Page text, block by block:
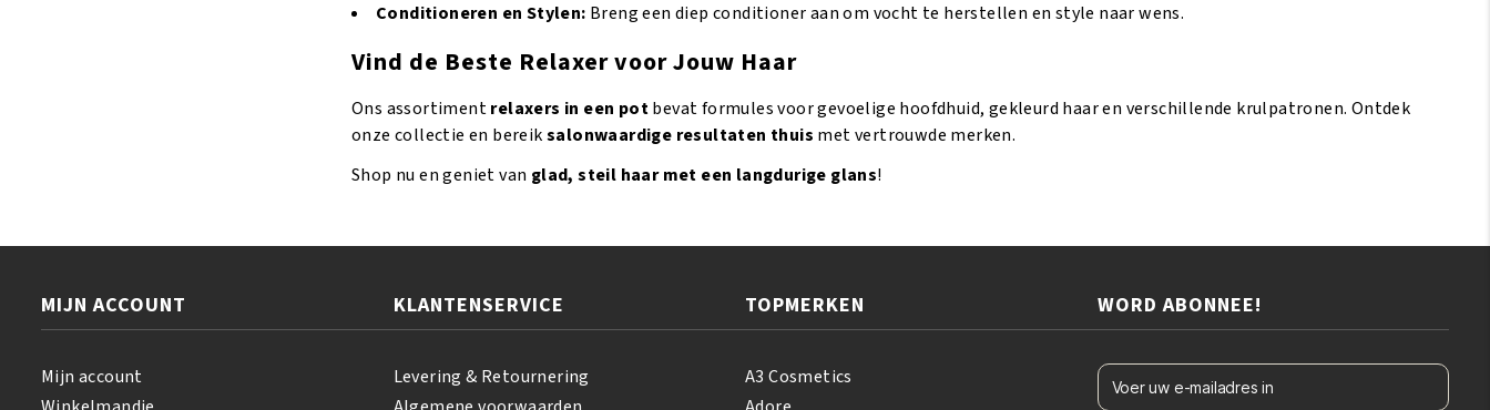
Conditioneren en Stylen: Breng een diep conditioner aan om vocht te herstellen en style naar wens.
Vind de Beste Relaxer voor Jouw Haar
Ons assortimentrelaxers in een potbevat formules voor gevoelige hoofdhuid, gekleurd haar en verschillende krulpatronen. Ontdek
onze collectie en bereiksalonwaardige resultaten thuis met vertrouwde merken.
Shop nu en geniet van glad, steil haar met een langdurige glans!
MIJN ACCOUNT
Mijn account
KLANTENSERVICE
Levering & Retournering
TOPMERKEN
A3 Cosmetics
WORD ABONNEE!